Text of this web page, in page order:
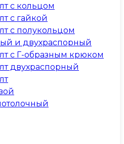
с кольцом
с гайкой
с полукольцом
и двухраспорный
с Г-образным крюком
двухраспорный